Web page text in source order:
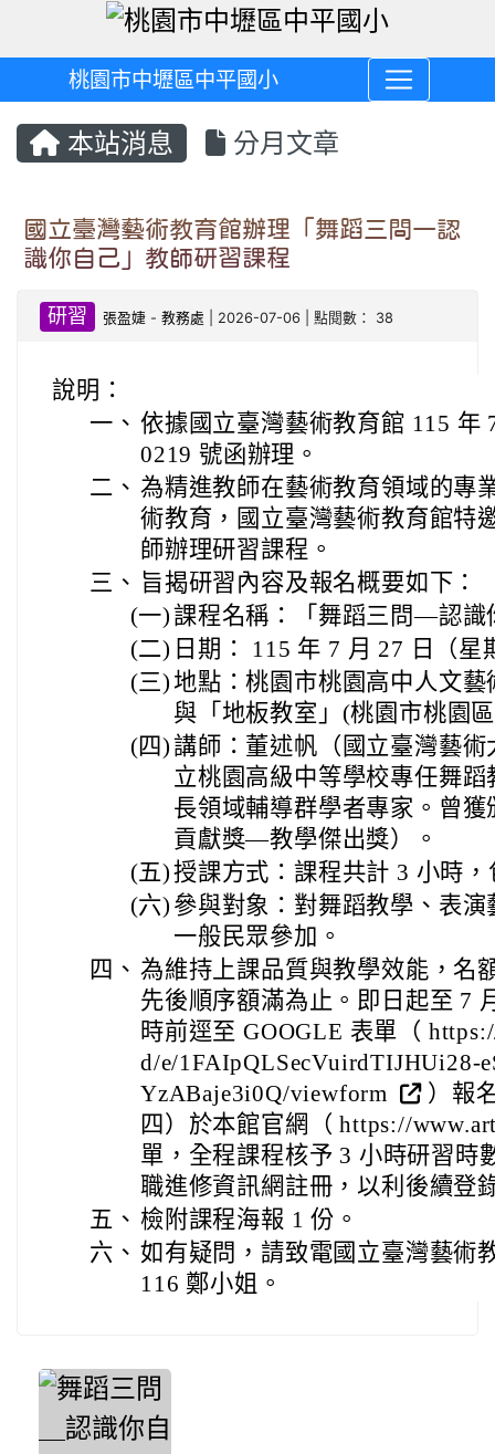
桃園市中壢區中平國小
本站消息 分月文章
國立臺灣藝術教育館辦理「舞蹈三問―認
識你自己」教師研習課程
研習 張盈婕 -教務處 | 2026-07-06 | 點閱數： 38
說明：
一、 依據國立臺灣藝術教育館 115 年
0219 號函辦理。
二、 為精進教師在藝術教育領域的專
術教育，國立臺灣藝術教育館特
師辦理研習課程。
三、 旨揭研習內容及報名概要如下：
(一)課程名稱：「舞蹈三問―認識
(二) 日期： 115 年 7 月 27 日（
(三)地點：桃園市桃園高中人文
與「地板教室」(桃園市桃園
(四)講師：董述帆（國立臺灣藝
立桃園高級中等學校專任舞
長領域輔導群學者專家。曾
貢獻獎―教學傑出獎）。
(五)授課方式：課程共計 3 小時
(六) 參與對象：對舞蹈教學、表
一般民眾參加。
四、 為維持上課品質與教學效能，名
先後順序額滿為止。即日起至 7
時前逕至 GOOGLE 表單（
d/e/
YzABaje3i0Q/viewform
）報
四）於本館官網（ https://
單，全程課程核予 3 小時研習時
職進修資訊網註冊，以利後續登
五、 檢附課程海報 1 份。
六、 如有疑問，請致電國立臺灣藝術
116 鄭小姐。